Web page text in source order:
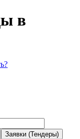
в
Заявки (Тендеры)